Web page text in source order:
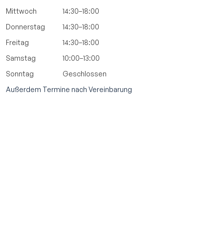
Mittwoch
14:30–18:00
Donnerstag
14:30–18:00
Freitag
14:30–18:00
Samstag
10:00–13:00
Sonntag
Geschlossen
Außerdem Termine nach Vereinbarung